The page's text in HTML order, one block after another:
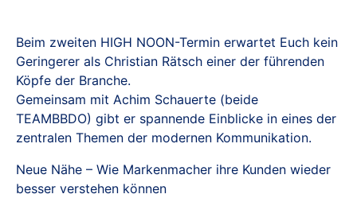
Beim zweiten HIGH NOON-Termin erwartet Euch kein
Geringerer als Christian Rätsch einer der führenden
Köpfe der Branche.
Gemeinsam mit Achim Schauerte (beide
TEAMBBDO) gibt er spannende Einblicke in eines der
zentralen Themen der modernen Kommunikation.
Neue Nähe – Wie Markenmacher ihre Kunden wieder
besser verstehen können